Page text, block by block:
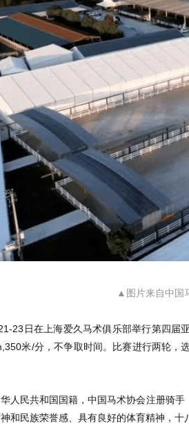
▲图片来自中国
23日在上海爱久马术俱乐部举行第四届
米/分，不争取时间。比赛进行两轮，
人民共和国国籍，中国马术协会注册骑
和民族荣誉感、具有良好的体育精神，